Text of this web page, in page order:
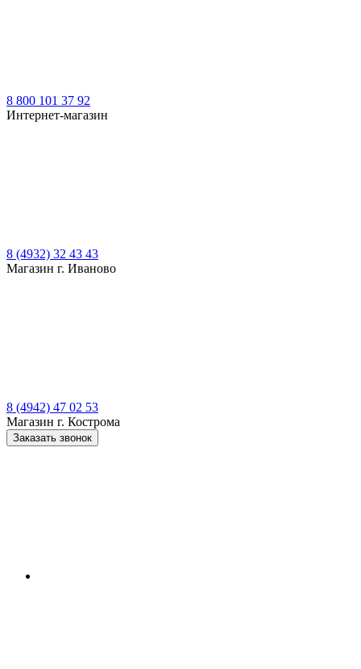
8 800 101 37 92
Интернет-магазин
8 (4932) 32 43 43
Магазин г. Иваново
8 (4942) 47 02 53
Магазин г. Кострома
Заказать звонок